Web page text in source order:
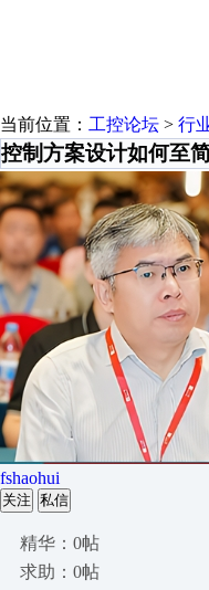
当前位置： 工控论坛 > 行
控制方案设计如何至
fshaohui
关注 私信
精华：0帖
求助：0帖